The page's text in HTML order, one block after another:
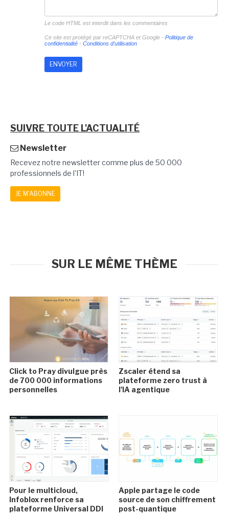
Le code HTML est interdit dans les commentaires
Ce site est protégé par reCAPTCHA et Google - Politique de
confidentialité- Conditions d'utilisation
SUIVRE TOUTE L'ACTUALITÉ
Newsletter
Recevez notre newsletter comme plus de 50 000
professionnels de l'IT!
JE M'ABONNE
SUR LE MÊME THÈME
Click to Pray divulgue près
de 700 000 informations
personnelles
Zscaler étend sa
plateforme zero trust à
l'IA agentique
Pour le multicloud,
Infoblox renforce sa
plateforme Universal DDI
Apple partage le code
source de son chiffrement
post-quantique